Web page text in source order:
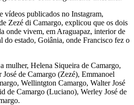
vídeos publicados no Instagram,
Zezé di Camargo, explicou que os dois
onde vivem, em Araguapaz, interior de
do estado, Goiânia, onde Francisco fez o
mulher, Helena Siqueira de Camargo,
de Camargo (Zezé), Emmanoel
Wellintgton Camargo, Walter José
de Camargo (Luciano), Werley José de